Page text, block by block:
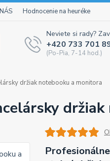
Hodnocenie na heuréke
Neviete si rady?
+420 733 701
(Po-Pia, 7-14 hod.)
držiak notebooku a monitora